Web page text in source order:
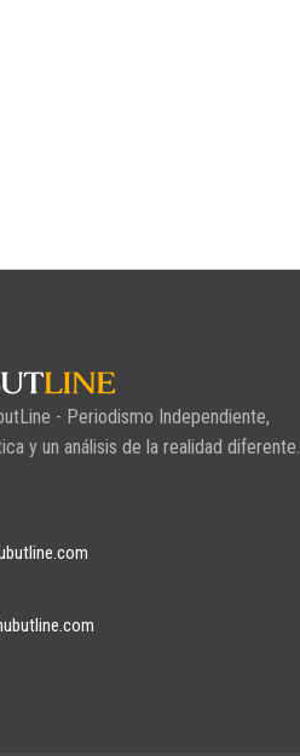
- Periodismo Independiente,
y un análisis de la realidad diferente.